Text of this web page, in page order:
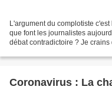
L'argument du complotiste
que font les journalistes
débat contradictoire ? Je
Coronavirus : La